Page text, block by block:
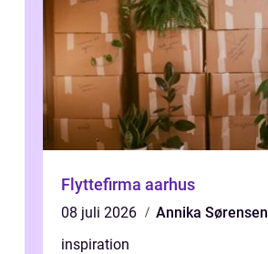
Flyttefirma aarhus
08 juli 2026
Annika Sørensen
inspiration